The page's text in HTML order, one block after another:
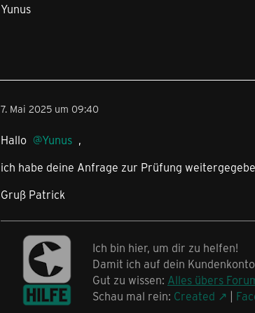
Yunus
7. Mai 2025 um 09:40
Hallo Yunus ,
ich habe deine Anfrage zur Prüfung
Gruß Patrick
Ich bin hier, um dir zu helfen!
Damit ich auf dein
Gut zu wissen: Alles übers
Schau mal rein: Created |